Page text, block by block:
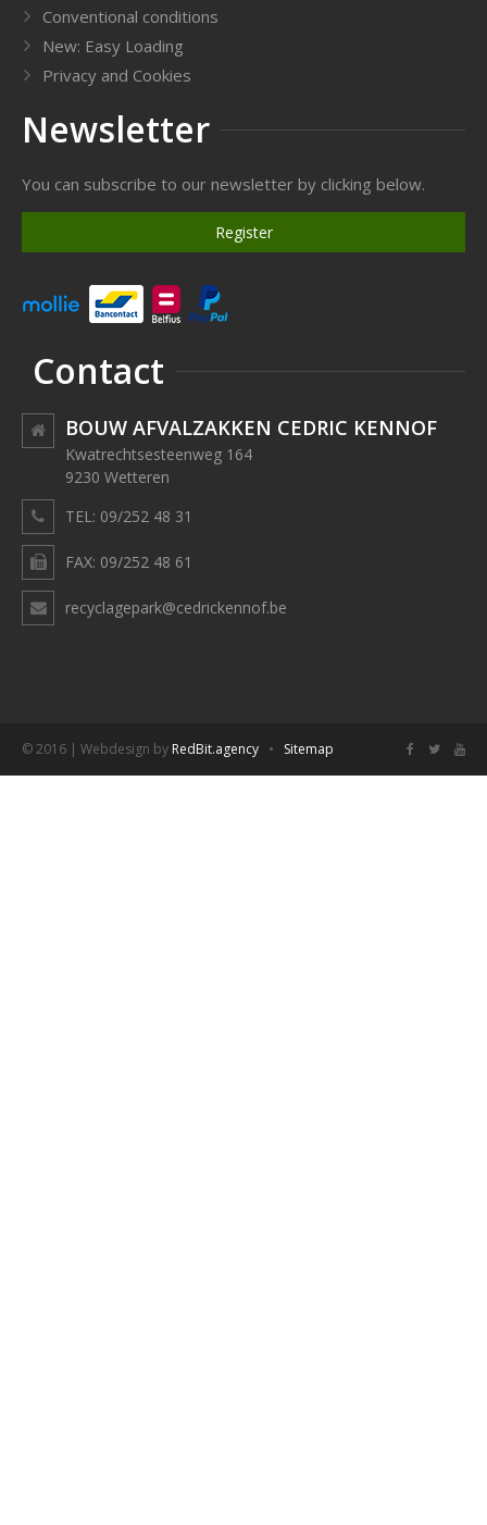
Conventional conditions
New: Easy Loading
Privacy and Cookies
Newsletter
You can subscribe to our newsletter by clicking below.
Register
Contact
BOUW AFVALZAKKEN CEDRIC KENNOF
Kwatrechtsesteenweg 164
9230 Wetteren
TEL: 09/252 48 31
FAX: 09/252 48 61
recyclagepark@cedrickennof.be
© 2016 | Webdesign by RedBit.agency • Sitemap